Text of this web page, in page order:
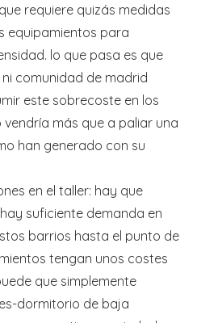
requiere quizás medidas
equipamientos para
lo que pasa es que
comunidad de madrid
este sobrecoste en los
más que a paliar una
han generado con su
en el taller: hay que
suficiente demanda en
barrios hasta el punto de
tengan unos costes
que simplemente
dormitorio de baja